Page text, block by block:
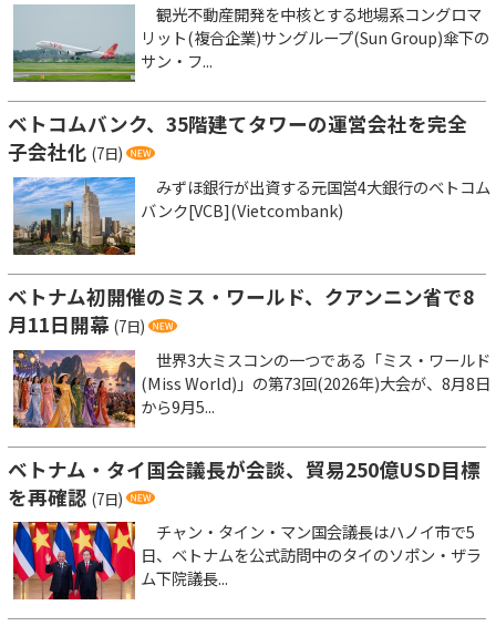
観光不動産開発を中核とする地場系コングロマ
リット(複合企業)サングループ(Sun Group)傘下の
サン・フ...
ベトコムバンク、35階建てタワーの運営会社を完全
子会社化 (7日)
みずほ銀行が出資する元国営4大銀行のベトコム
バンク[VCB](Vietcombank)
ベトナム初開催のミス・ワールド、クアンニン省で8
月11日開幕 (7日)
世界3大ミスコンの一つである「ミス・ワールド
(Miss World)」の第73回(2026年)大会が、8月8日
から9月5...
ベトナム・タイ国会議長が会談、貿易250億USD目標
を再確認 (7日)
チャン・タイン・マン国会議長はハノイ市で5
日、ベトナムを公式訪問中のタイのソポン・ザラ
ム下院議長...